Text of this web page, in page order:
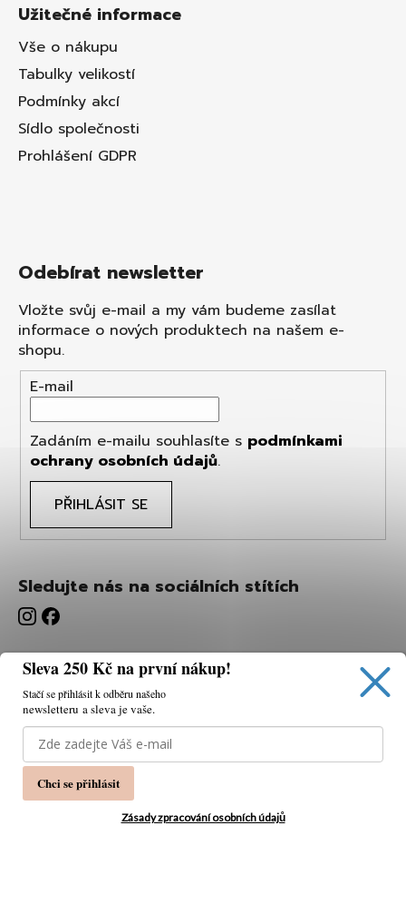
Používáme cookies, abychom vám umožnili pohodlné
prohlížení webu a díky analýze webu neustále zlepšovat
jeho funkce, výkon a použitelnost.
Užitečné informace
Vše o nákupu
Tabulky velikostí
Podmínky akcí
Sídlo společnosti
Prohlášení GDPR
Odebírat newsletter
Vložte svůj e-mail a my vám budeme zasílat
informace o nových produktech na našem e-
shopu.
E-mail
Zadáním e-mailu souhlasíte s podmínkami
ochrany osobních údajů.
PŘIHLÁSIT SE
Sledujte nás na sociálních stítích
Sleva 250 Kč na první nákup!
Stačí se přihlásit k odběru našeho
newsletteru a sleva je vaše.
Chci se přihlásit
Zásady zpracování osobních údajů